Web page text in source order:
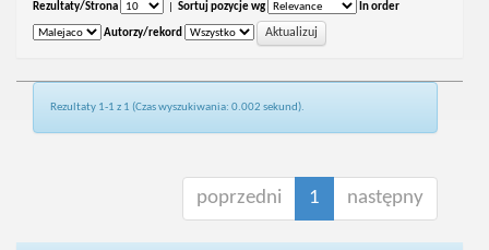
Rezultaty/Strona Sortuj pozycje wg In order
Autorzy/rekord
Rezultaty 1-1 z 1 (Czas wyszukiwania: 0.002 sekund).
poprzedni 1 następny